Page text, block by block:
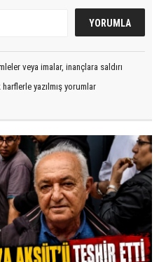
veya imalar, inançlara saldırı
yazılmış yorumlar